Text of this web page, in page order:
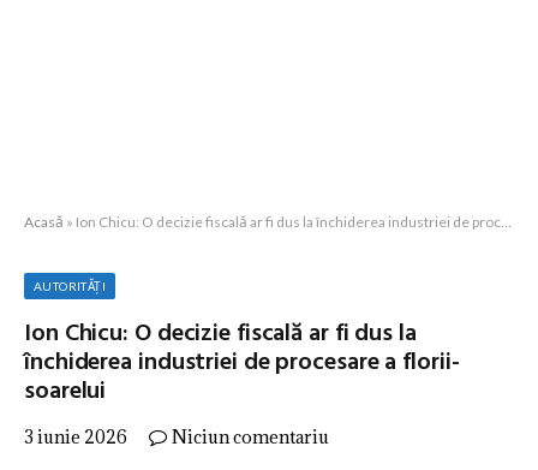
Acasă » Ion Chicu: O decizie fiscală ar fi dus la închiderea industriei de procesare a florii-soarelui
AUTORITĂȚI
Ion Chicu: O decizie fiscală ar fi dus la
închiderea industriei de procesare a florii-
soarelui
3 iunie 2026 Niciun comentariu